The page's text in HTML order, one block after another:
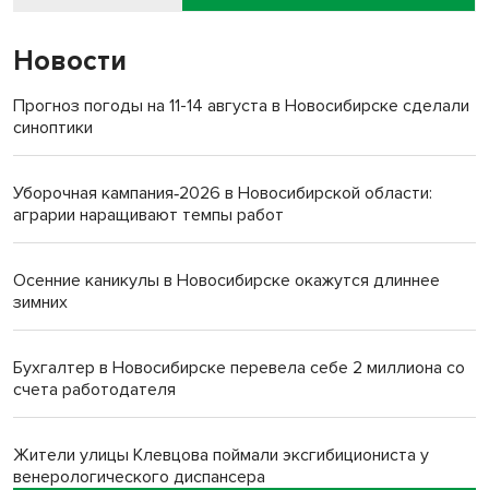
Новости
Прогноз погоды на 11-14 августа в Новосибирске сделали
синоптики
Уборочная кампания‑2026 в Новосибирской области:
аграрии наращивают темпы работ
Осенние каникулы в Новосибирске окажутся длиннее
зимних
Бухгалтер в Новосибирске перевела себе 2 миллиона со
счета работодателя
Жители улицы Клевцова поймали эксгибициониста у
венерологического диспансера